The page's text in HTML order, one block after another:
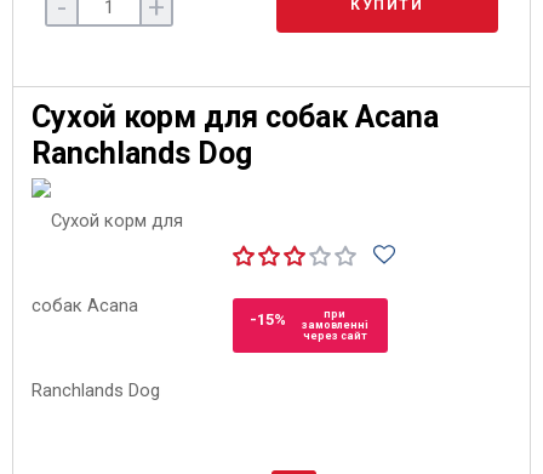
- + КУПИТИ
Сухой корм для собак Acana
Ranchlands Dog
-15%
при
замовленні
через сайт